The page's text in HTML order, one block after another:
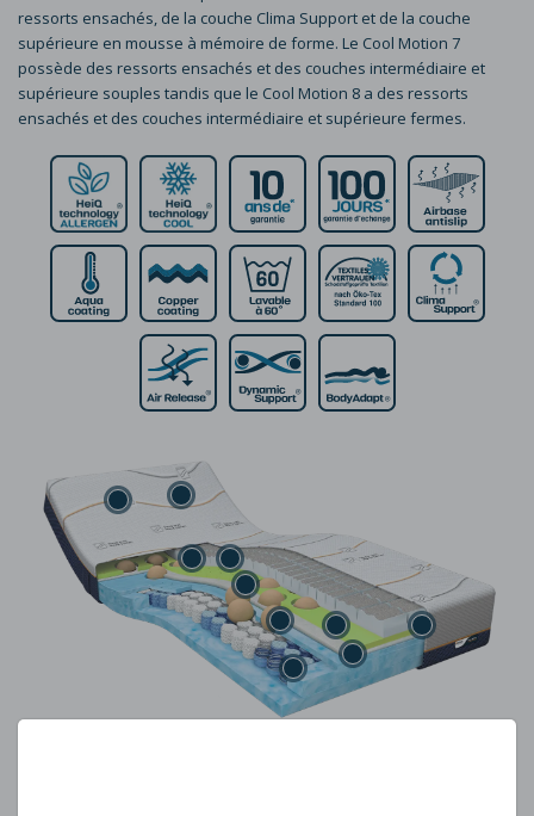
ressorts ensachés, de la couche Clima Support et de la couche
supérieure en mousse à mémoire de forme. Le Cool Motion 7
possède des ressorts ensachés et des couches intermédiaire et
supérieure souples tandis que le Cool Motion 8 a des ressorts
ensachés et des couches intermédiaire et supérieure fermes.